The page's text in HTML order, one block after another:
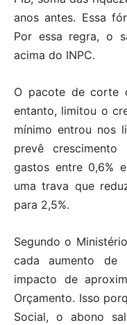
anos antes. Essa
Por essa regra, o
acima do INPC.
O pacote de corte
entanto, limitou o
mínimo entrou nos
prevê
gastos entre 0,6%
uma trava que
para 2,5%.
Segundo o
cada aumento de
impacto de
Orçamento. Isso
Social, o abono